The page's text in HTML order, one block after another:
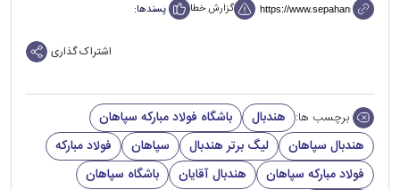
گزارش خطا پسندها:
اشتراک گذاری
برچسب ها: هندبال
باشگاه فولاد مبارکه سپاهان
هندبال سپاهان
لیگ برتر هندبال سپاهان
فولاد مبارکه
فولاد مبارکه سپاهان
هندبال آقایان
باشگاه سپاهان